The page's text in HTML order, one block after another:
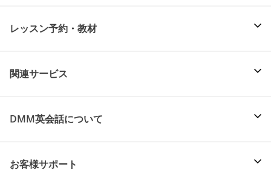
レッスン予約・教材
関連サービス
DMM英会話について
お客様サポート